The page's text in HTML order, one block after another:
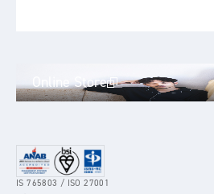
Online Store
IS 765803 / ISO 27001